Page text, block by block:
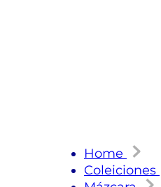
Home
Coleiciones